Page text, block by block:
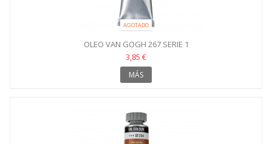
AGOTADO
OLEO VAN GOGH 267 SERIE 1
3,85 €
MÁS